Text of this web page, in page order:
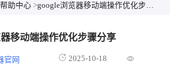
帮助中心 >google浏览器移动端操作优化步骤分享
器移动端操作优化步骤分享
官网 2025-10-18